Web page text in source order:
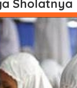
Sholatnya